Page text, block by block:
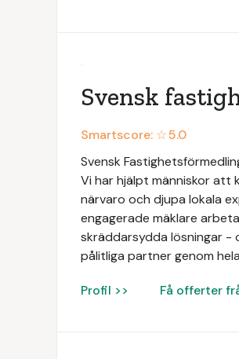
Svensk
Smartscore: ☆5.0
Svensk
Vi har hjälpt människor att
närvaro och djupa lokala
engagerade mäklare
skräddarsydda lösningar -
pålitliga partner genom
Profil >> Få offerter